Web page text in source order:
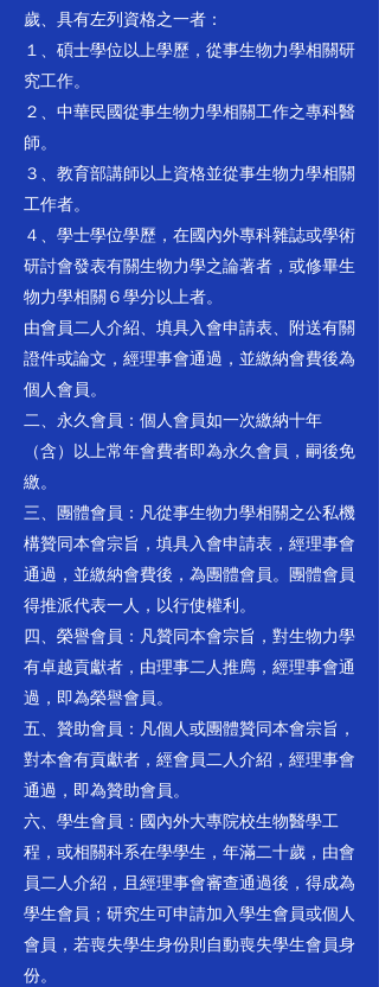
歲、具有左列資格之一者：
１、碩士學位以上學歷，從事生物力學相關研
究工作。
２、中華民國從事生物力學相關工作之專科醫
師。
３、教育部講師以上資格並從事生物力學相關
工作者。
４、學士學位學歷，在國內外專科雜誌或學術
研討會發表有關生物力學之論著者，或修畢生
物力學相關６學分以上者。
由會員二人介紹、填具入會申請表、附送有關
證件或論文，經理事會通過，並繳納會費後為
個人會員。
二、永久會員：個人會員如一次繳納十年
（含）以上常年會費者即為永久會員，嗣後免
繳。
三、團體會員：凡從事生物力學相關之公私機
構贊同本會宗旨，填具入會申請表，經理事會
通過，並繳納會費後，為團體會員。團體會員
得推派代表一人，以行使權利。
四、榮譽會員：凡贊同本會宗旨，對生物力學
有卓越貢獻者，由理事二人推廌，經理事會通
過，即為榮譽會員。
五、贊助會員：凡個人或團體贊同本會宗旨，
對本會有貢獻者，經會員二人介紹，經理事會
通過，即為贊助會員。
六、學生會員：國內外大專院校生物醫學工
程，或相關科系在學學生，年滿二十歲，由會
員二人介紹，且經理事會審查通過後，得成為
學生會員；研究生可申請加入學生會員或個人
會員，若喪失學生身份則自動喪失學生會員身
份。